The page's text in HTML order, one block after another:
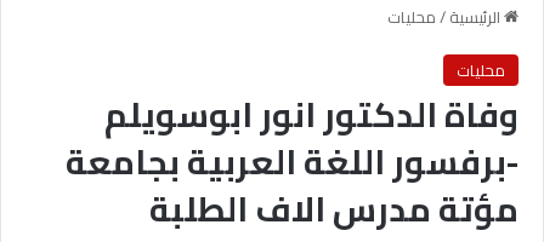
الرئيسية/محليات
محليات
وفاة الدكتور انور ابوسويلم
-برفسور اللغة العربية بجامعة
مؤتة مدرس الاف الطلبة